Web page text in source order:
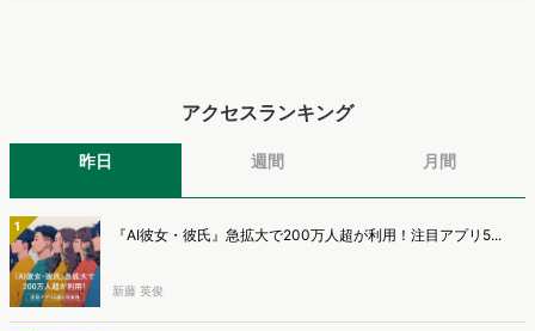
アクセスランキング
昨日 週間 月間
1 『AI彼女・彼氏』急拡大で200万人超が利用！注目アプリ5...
新藤 英俊